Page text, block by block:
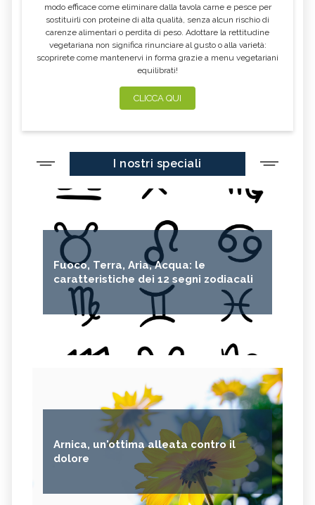
modo efficace come eliminare dalla tavola carne e pesce per
sostituirli con proteine di alta qualità, senza alcun rischio di
carenze alimentari o perdita di peso. Adottare la rettitudine
vegetariana non significa rinunciare al gusto o alla varietà:
scoprirete come mantenervi in forma grazie a menu vegetariani
equilibrati!
CLICCA QUI
I nostri speciali
Fuoco, Terra, Aria, Acqua: le
caratteristiche dei 12 segni zodiacali
Arnica, un'ottima alleata contro il
dolore